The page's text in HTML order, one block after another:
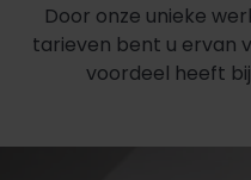
Door onze unieke
tarieven bent u ervan
voordeel heeft